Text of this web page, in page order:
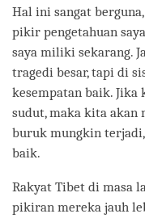
Hal ini sangat
pikir pengetahuan
saya miliki sekarang.
tragedi besar, tapi di
kesempatan baik. Jika
sudut, maka kita akan
buruk mungkin
baik.
Rakyat Tibet di masa
pikiran mereka jauh